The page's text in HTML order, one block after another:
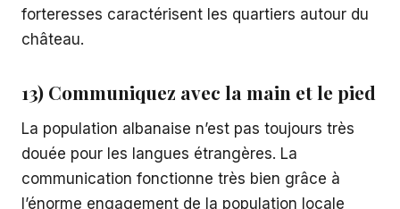
forteresses caractérisent les quartiers autour du
château.
13) Communiquez avec la main et le pied
La population albanaise n’est pas toujours très
douée pour les langues étrangères. La
communication fonctionne très bien grâce à
l’énorme engagement de la population locale